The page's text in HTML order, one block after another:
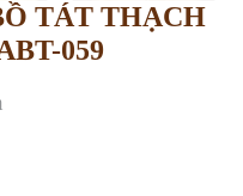
TÁT THẠCH
059